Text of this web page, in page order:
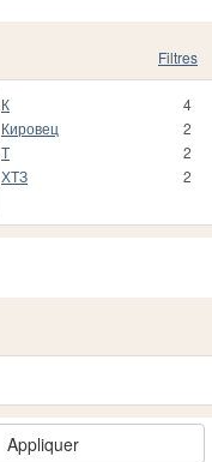
Filtres
К
4
Кировец
2
Т
2
ХТЗ
2
Appliquer